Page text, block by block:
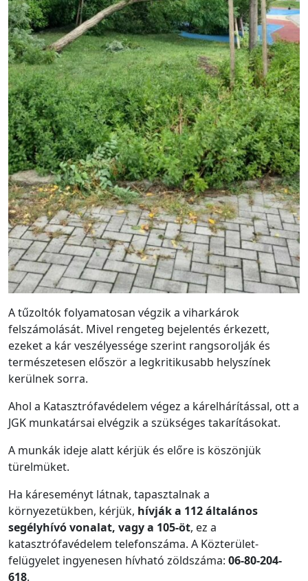
A tűzoltók folyamatosan végzik a viharkárok
felszámolását. Mivel rengeteg bejelentés érkezett,
ezeket a kár veszélyessége szerint rangsorolják és
természetesen először a legkritikusabb helyszínek
kerülnek sorra.
Ahol a Katasztrófavédelem végez a kárelhárítással, ott a
JGK munkatársai elvégzik a szükséges takarításokat.
A munkák ideje alatt kérjük és előre is köszönjük
türelmüket.
Ha káreseményt látnak, tapasztalnak a
környezetükben, kérjük, hívják a 112 általános
segélyhívó vonalat, vagy a 105-öt, ez a
katasztrófavédelem telefonszáma. A Közterület-
felügyelet ingyenesen hívható zöldszáma: 06-80-204-
618.